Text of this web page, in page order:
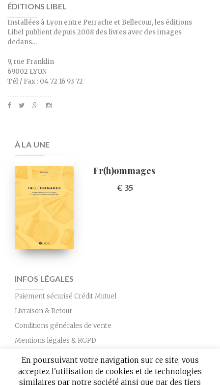
ÉDITIONS LIBEL
Installées à Lyon entre Perrache et Bellecour, les éditions
Libel publient depuis 2008 des livres avec des images
dedans…
9, rue Franklin
69002 LYON
Tél / Fax : 04 72 16 93 72
À LA UNE
Fr(h)ommages
€ 35
INFOS LÉGALES
Paiement sécurisé Crédit Mutuel
Livraison & Retour
Conditions générales de vente
Mentions légales & RGPD
Nous contacter
En poursuivant votre navigation sur ce site, vous
acceptez l'utilisation de cookies et de technologies
similaires par notre société ainsi que par des tiers